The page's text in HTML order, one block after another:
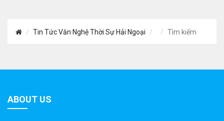
Tin Tức Văn Nghệ Thời Sự Hải Ngoại Tìm kiếm
ABOUT US